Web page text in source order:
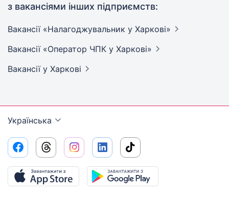
з вакансіями інших підприємств:
Вакансії «Налагоджувальник у Харкові»
Вакансії «Оператор ЧПК у Харкові»
Вакансії у Харкові
Українська